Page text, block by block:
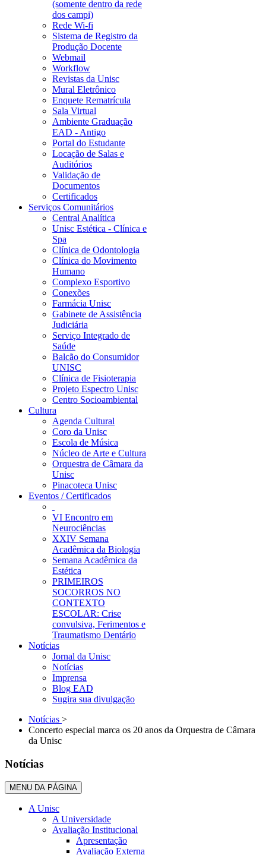
(somente dentro da rede
dos campi)
Rede Wi-fi
Sistema de Registro da
Produção Docente
Webmail
Workflow
Revistas da Unisc
Mural Eletrônico
Enquete Rematrícula
Sala Virtual
Ambiente Graduação
EAD - Antigo
Portal do Estudante
Locação de Salas e
Auditórios
Validação de
Documentos
Certificados
Serviços Comunitários
Central Analítica
Unisc Estética - Clínica e
Spa
Clínica de Odontologia
Clínica do Movimento
Humano
Complexo Esportivo
Conexões
Farmácia Unisc
Gabinete de Assistência
Judiciária
Serviço Integrado de
Saúde
Balcão do Consumidor
UNISC
Clínica de Fisioterapia
Projeto Espectro Unisc
Centro Socioambiental
Cultura
Agenda Cultural
Coro da Unisc
Escola de Música
Núcleo de Arte e Cultura
Orquestra de Câmara da
Unisc
Pinacoteca Unisc
Eventos / Certificados
VI Encontro em
Neurociências
XXIV Semana
Acadêmica da Biologia
Semana Acadêmica da
Estética
PRIMEIROS
SOCORROS NO
CONTEXTO
ESCOLAR: Crise
convulsiva, Ferimentos e
Traumatismo Dentário
Notícias
Jornal da Unisc
Notícias
Imprensa
Blog EAD
Sugira sua divulgação
Notícias >
Concerto especial marca os 20 anos da Orquestra de Câmara
da Unisc
Notícias
MENU DA PÁGINA
A Unisc
A Universidade
Avaliação Institucional
Apresentação
Avaliação Externa